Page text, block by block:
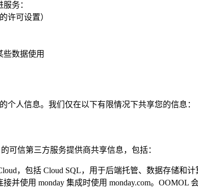
务：
许可设置）
些数据使用
个人信息。我们仅在以下有限情况下共享您的信息：
可信第三方服务提供商共享信息，包括：
，包括 Cloud SQL，用于后端托管、数据存储和计
接并使用 monday 集成时使用 monday.com。OOMOL